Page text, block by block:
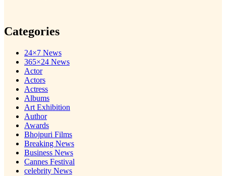
Categories
24×7 News
365×24 News
Actor
Actors
Actress
Albums
Art Exhibition
Author
Awards
Bhojpuri Films
Breaking News
Business News
Cannes Festival
celebrity News